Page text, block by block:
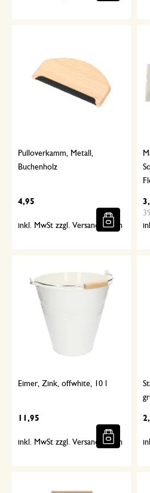
Pulloverkamm, Metall,
Buchenholz
4,95
inkl. MwSt zzgl. Versandkosten
Eimer, Zink, offwhite, 10 l
11,95
inkl. MwSt zzgl. Versandkosten